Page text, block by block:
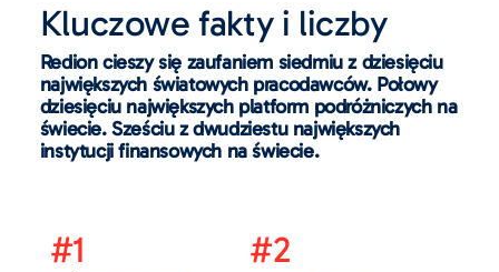
Kluczowe fakty i liczby
Redion cieszy się zaufaniem siedmiu z dziesięciu
największych światowych pracodawców. Połowy
dziesięciu największych platform podróżniczych na
świecie. Sześciu z dwudziestu największych
instytucji finansowych na świecie.
#1 #2